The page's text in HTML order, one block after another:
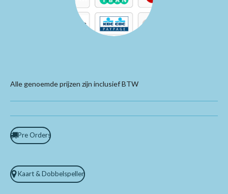
Alle genoemde prijzen zijn inclusief BTW
Pre Orders
Kaart & Dobbelspellen